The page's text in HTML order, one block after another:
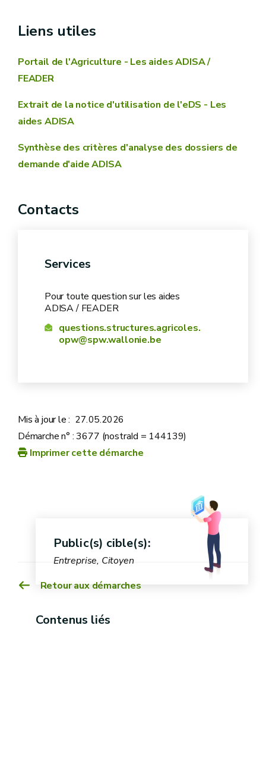
Respecter les conditions d’admissibilité
Liens utiles
Portail de l'Agriculture - Les aides ADISA /
FEADER
Extrait de la notice d'utilisation de l'eDS - Les
aides ADISA
Synthèse des critères d'analyse des dossiers de
demande d'aide ADISA
Contacts
Services
Pour toute question sur les aides
ADISA / FEADER
questions.structures.agricoles.
opw@spw.wallonie.be
Mis à jour le : 27.05.2026
Démarche n° : 3677 (nostraId = 144139)
Imprimer cette démarche
Retour aux démarches
Public(s) cible(s):
Entreprise, Citoyen
Contenus liés